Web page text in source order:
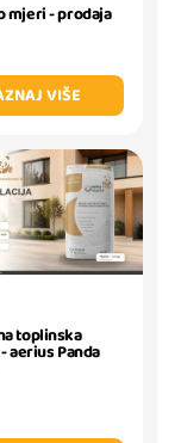
mjeri - prodaja
VIŠE
toplinska
aerius Panda